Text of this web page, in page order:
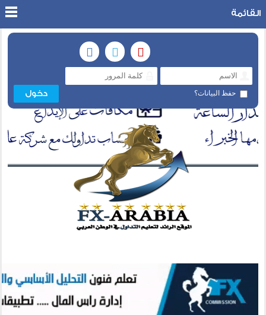
حفظ البيانات؟
القائمة